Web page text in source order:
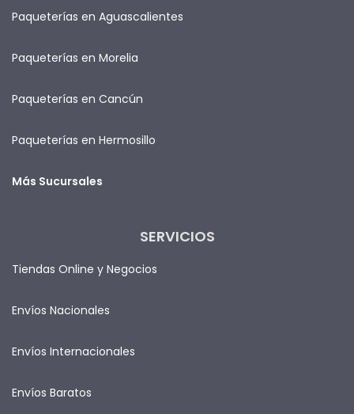
Paqueterías en Aguascalientes
Paqueterías en Morelia
Paqueterías en Cancún
Paqueterías en Hermosillo
Más Sucursales
SERVICIOS
Tiendas Online y Negocios
Envíos Nacionales
Envíos Internacionales
Envíos Baratos